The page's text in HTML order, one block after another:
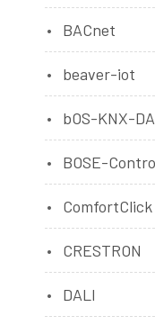
BACnet
beaver-iot
bOS-KNX-
BOSE-
ComfortClick
CRESTRON
DALI